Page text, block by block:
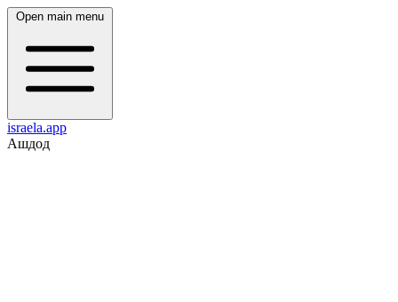
Open main menu
israela.app
Ашдод